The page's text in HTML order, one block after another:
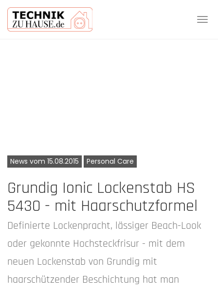
News vom 15.08.2015 Personal Care
Grundig Ionic Lockenstab HS
5430 - mit Haarschutzformel
Definierte Lockenpracht, lässiger Beach-Look
oder gekonnte Hochsteckfrisur - mit dem
neuen Lockenstab von Grundig mit
haarschützender Beschichtung hat man